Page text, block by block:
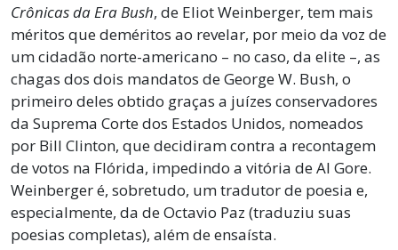
Crônicas da Era Bush, de Eliot Weinberger, tem mais
méritos que deméritos ao revelar, por meio da voz de
um cidadão norte-americano – no caso, da elite –, as
chagas dos dois mandatos de George W. Bush, o
primeiro deles obtido graças a juízes conservadores
da Suprema Corte dos Estados Unidos, nomeados
por Bill Clinton, que decidiram contra a recontagem
de votos na Flórida, impedindo a vitória de Al Gore.
Weinberger é, sobretudo, um tradutor de poesia e,
especialmente, da de Octavio Paz (traduziu suas
poesias completas), além de ensaísta.